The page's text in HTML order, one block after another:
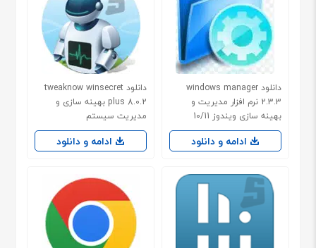
دانلود windows manager
2.3.3 نرم افزار مدیریت و
بهینه سازی ویندوز 10/11
ادامه و دانلود
دانلود tweaknow winsecret
plus 8.0.2 بهینه سازی و
مدیریت سیستم
ادامه و دانلود